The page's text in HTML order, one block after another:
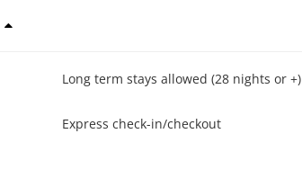
Long term stays allowed (28 nights or +)
Express check-in/checkout